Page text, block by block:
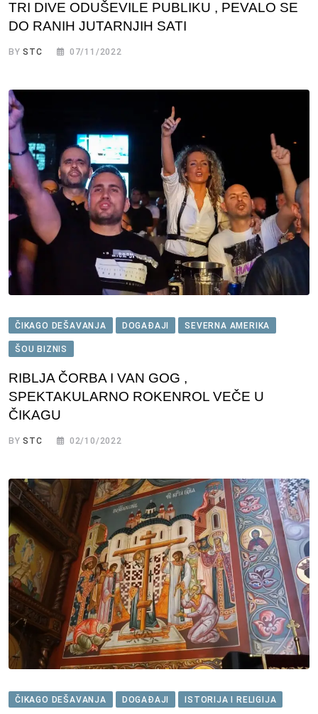
TRI DIVE ODUŠEVILE PUBLIKU , PEVALO SE
DO RANIH JUTARNJIH SATI
BYSTC 07/11/2022
ČIKAGO DEŠAVANJA DOGAĐAJI SEVERNA AMERIKA
ŠOU BIZNIS
RIBLJA ČORBA I VAN GOG ,
SPEKTAKULARNO ROKENROL VEČE U
ČIKAGU
BYSTC 02/10/2022
ČIKAGO DEŠAVANJA DOGAĐAJI ISTORIJA I RELIGIJA